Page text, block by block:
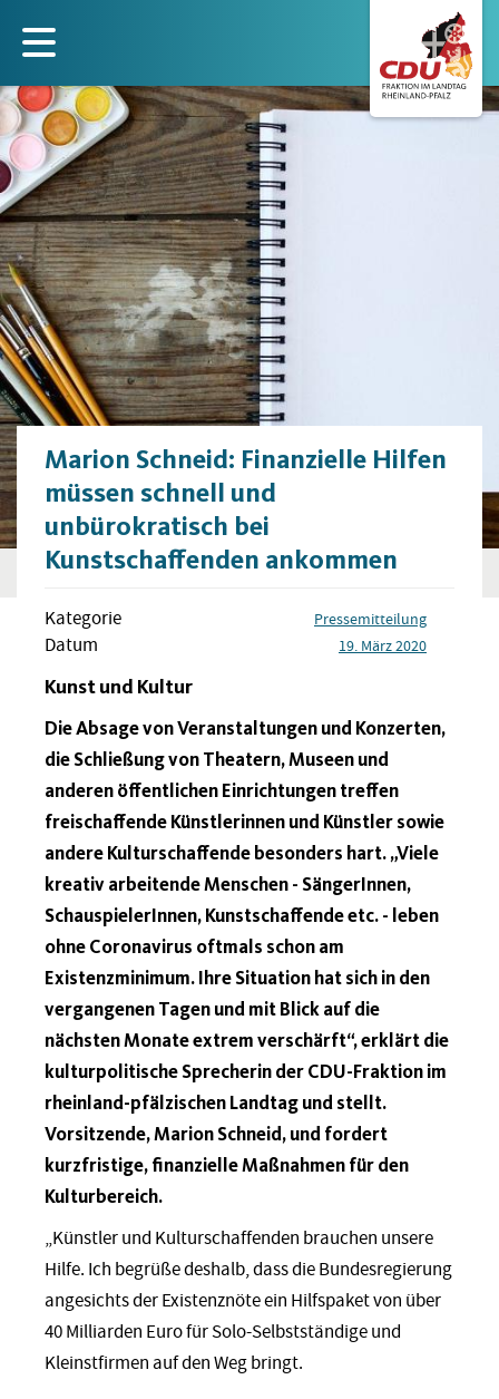
zum
Inhalt
Marion Schneid: Finanzielle Hilfen
müssen schnell und
unbürokratisch bei
Kunstschaffenden ankommen
Kategorie Pressemitteilung
Datum 19. März 2020
Kunst und Kultur
Die Absage von Veranstaltungen und Konzerten,
die Schließung von Theatern, Museen und
anderen öffentlichen Einrichtungen treffen
freischaffende Künstlerinnen und Künstler sowie
andere Kulturschaffende besonders hart. „Viele
kreativ arbeitende Menschen - SängerInnen,
SchauspielerInnen, Kunstschaffende etc. - leben
ohne Coronavirus oftmals schon am
Existenzminimum. Ihre Situation hat sich in den
vergangenen Tagen und mit Blick auf die
nächsten Monate extrem verschärft“, erklärt die
kulturpolitische Sprecherin der CDU-Fraktion im
rheinland-pfälzischen Landtag und stellt.
Vorsitzende, Marion Schneid, und fordert
kurzfristige, finanzielle Maßnahmen für den
Kulturbereich.
„Künstler und Kulturschaffenden brauchen unsere
Hilfe. Ich begrüße deshalb, dass die Bundesregierung
angesichts der Existenznöte ein Hilfspaket von über
40 Milliarden Euro für Solo-Selbstständige und
Kleinstfirmen auf den Weg bringt.